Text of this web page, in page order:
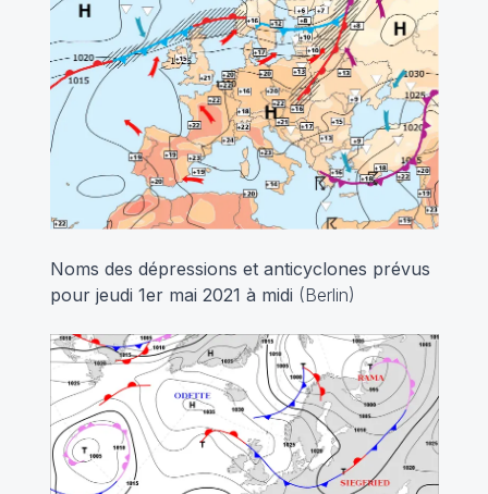
Noms des dépressions et anticyclones prévus
pour jeudi 1er mai 2021 à midi (Berlin)